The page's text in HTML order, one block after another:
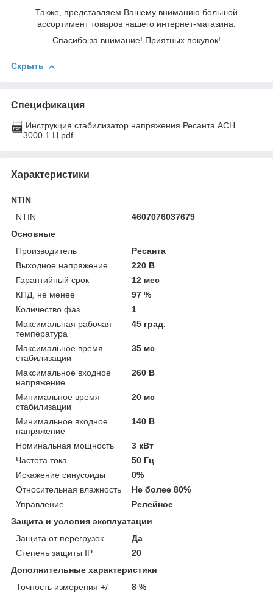
Также, представляем Вашему вниманию большой
ассортимент товаров нашего интернет-магазина.
Спасибо за внимание! Приятных покупок!
Скрыть
Спецификация
Инструкция стабилизатор напряжения Ресанта АСН
3000.1 Ц.pdf
Характеристики
NTIN
NTIN
4607076037679
Основные
Производитель
Ресанта
Выходное напряжение
220 В
Гарантийный срок
12 мес
КПД, не менее
97 %
Количество фаз
1
Максимальная рабочая
температура
45 град.
Максимальное время
стабилизации
35 мс
Максимальное входное
напряжение
260 В
Минимальное время
стабилизации
20 мс
Минимальное входное
напряжение
140 В
Номинальная мощность
3 кВт
Частота тока
50 Гц
Искажение синусоиды
0%
Относительная влажность
Не более 80%
Управление
Релейное
Защита и условия эксплуатации
Защита от перегрузок
Да
Степень защиты IP
20
Дополнительные характеристики
Точность измерения +/-
8 %